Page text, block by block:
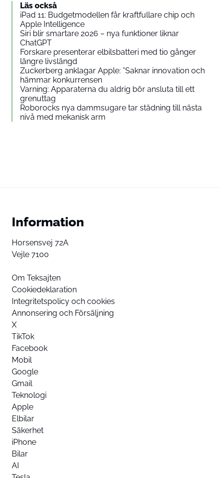
Läs också
iPad 11: Budgetmodellen får kraftfullare chip och
Apple Intelligence
Siri blir smartare 2026 – nya funktioner liknar
ChatGPT
Forskare presenterar elbilsbatteri med tio gånger
längre livslängd
Zuckerberg anklagar Apple: ”Saknar innovation och
hämmar konkurrensen
Varning: Apparaterna du aldrig bör ansluta till ett
grenuttag
Roborocks nya dammsugare tar städning till nästa
nivå med mekanisk arm
Information
Horsensvej 72A
Vejle 7100
Om Teksajten
Cookiedeklaration
Integritetspolicy och cookies
Annonsering och Försäljning
X
TikTok
Facebook
Mobil
Google
Gmail
Teknologi
Apple
Elbilar
Säkerhet
iPhone
Bilar
AI